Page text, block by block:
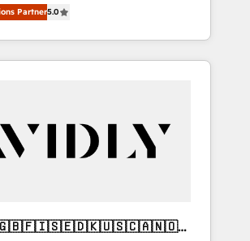
Solutions Partner, we
both strategic RevOps planning
on technical execution - building
Managed IT (MSP) - Franchises -
Services - And more! How we
and workflow
Partner5.0
🇬🇧🇫🇮🇸🇪🇩🇰🇺🇸🇨🇦🇳🇴